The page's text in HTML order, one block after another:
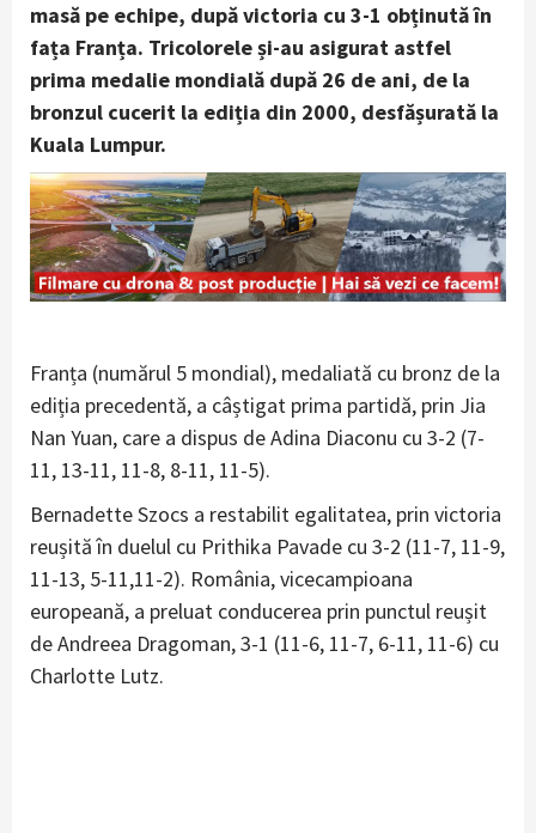
masă pe echipe, după victoria cu 3-1 obținută în
fața Franța. Tricolorele și-au asigurat astfel
prima medalie mondială după 26 de ani, de la
bronzul cucerit la ediția din 2000, desfășurată la
Kuala Lumpur.
Franța (numărul 5 mondial), medaliată cu bronz de la
ediția precedentă, a câștigat prima partidă, prin Jia
Nan Yuan, care a dispus de Adina Diaconu cu 3-2 (7-
11, 13-11, 11-8, 8-11, 11-5).
Bernadette Szocs a restabilit egalitatea, prin victoria
reușită în duelul cu Prithika Pavade cu 3-2 (11-7, 11-9,
11-13, 5-11,11-2). România, vicecampioana
europeană, a preluat conducerea prin punctul reușit
de Andreea Dragoman, 3-1 (11-6, 11-7, 6-11, 11-6) cu
Charlotte Lutz.